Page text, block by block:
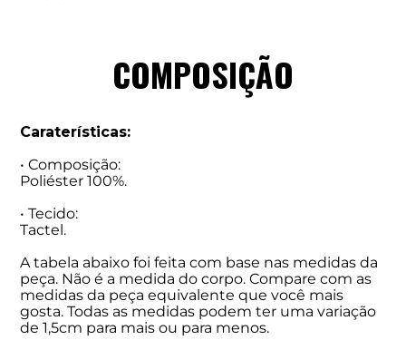
COMPOSIÇÃO
Caraterísticas:
• Composição:
Poliéster 100%.
• Tecido:
Tactel.
A tabela abaixo foi feita com base nas medidas da
peça. Não é a medida do corpo. Compare com as
medidas da peça equivalente que você mais
gosta. Todas as medidas podem ter uma variação
de 1,5cm para mais ou para menos.